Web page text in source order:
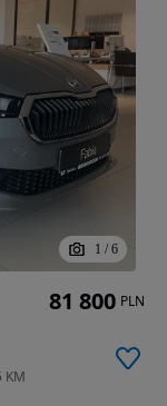
1 / 6
KM
81 800 PLN